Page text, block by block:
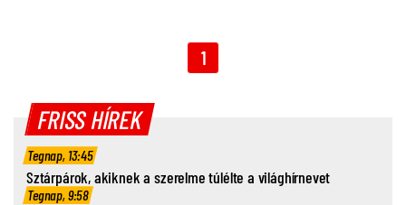
1
FRISS HÍREK
Tegnap, 13:45
Sztárpárok, akiknek a szerelme túlélte a világhírnevet
Tegnap, 9:58